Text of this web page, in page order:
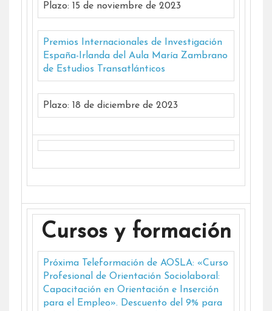
Plazo: 15 de noviembre de 2023
Premios Internacionales de Investigación
España-Irlanda del Aula María Zambrano
de Estudios Transatlánticos
Plazo: 18 de diciembre de 2023
Cursos y formación
Próxima Teleformación de AOSLA: «Curso
Profesional de Orientación Sociolaboral:
Capacitación en Orientación e Inserción
para el Empleo». Descuento del 9% para